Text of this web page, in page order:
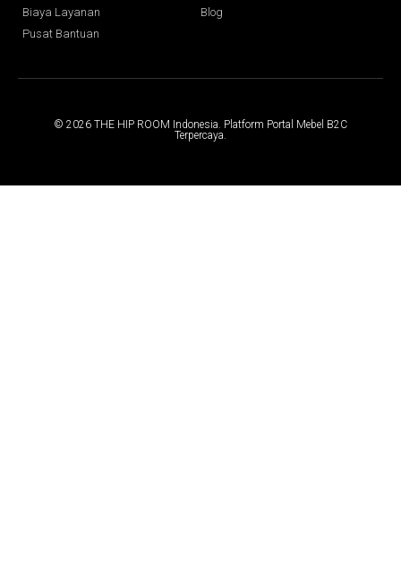
Biaya Layanan
Pusat Bantuan
Blog
© 2026 THE HIP ROOM Indonesia. Platform Portal Mebel B2C
Terpercaya.